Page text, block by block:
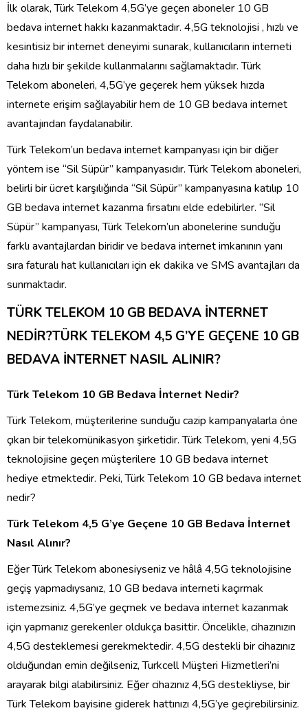
İlk olarak, Türk Telekom 4,5G’ye geçen aboneler 10 GB
bedava internet hakkı kazanmaktadır. 4,5G teknolojisi , hızlı ve
kesintisiz bir internet deneyimi sunarak, kullanıcıların interneti
daha hızlı bir şekilde kullanmalarını sağlamaktadır. Türk
Telekom aboneleri, 4,5G’ye geçerek hem yüksek hızda
internete erişim sağlayabilir hem de 10 GB bedava internet
avantajından faydalanabilir.
Türk Telekom’un bedava internet kampanyası için bir diğer
yöntem ise “Sil Süpür” kampanyasıdır. Türk Telekom aboneleri,
belirli bir ücret karşılığında “Sil Süpür” kampanyasına katılıp 10
GB bedava internet kazanma fırsatını elde edebilirler. “Sil
Süpür” kampanyası, Türk Telekom’un abonelerine sunduğu
farklı avantajlardan biridir ve bedava internet imkanının yanı
sıra faturalı hat kullanıcıları için ek dakika ve SMS avantajları da
sunmaktadır.
TÜRK TELEKOM 10 GB BEDAVA İNTERNET
NEDİR?TÜRK TELEKOM 4,5 G’YE GEÇENE 10 GB
BEDAVA İNTERNET NASIL ALINIR?
Türk Telekom 10 GB Bedava İnternet Nedir?
Türk Telekom, müşterilerine sunduğu cazip kampanyalarla öne
çıkan bir telekomünikasyon şirketidir. Türk Telekom, yeni 4,5G
teknolojisine geçen müşterilere 10 GB bedava internet
hediye etmektedir. Peki, Türk Telekom 10 GB bedava internet
nedir?
Türk Telekom 4,5 G’ye Geçene 10 GB Bedava İnternet
Nasıl Alınır?
Eğer Türk Telekom abonesiyseniz ve hâlâ 4,5G teknolojisine
geçiş yapmadıysanız, 10 GB bedava interneti kaçırmak
istemezsiniz. 4,5G’ye geçmek ve bedava internet kazanmak
için yapmanız gerekenler oldukça basittir. Öncelikle, cihazınızın
4,5G desteklemesi gerekmektedir. 4,5G destekli bir cihazınız
olduğundan emin değilseniz, Turkcell Müşteri Hizmetleri’ni
arayarak bilgi alabilirsiniz. Eğer cihazınız 4,5G destekliyse, bir
Türk Telekom bayisine giderek hattınızı 4,5G’ye geçirebilirsiniz.